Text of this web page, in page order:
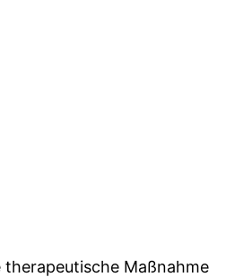
therapeutische Maßnahme